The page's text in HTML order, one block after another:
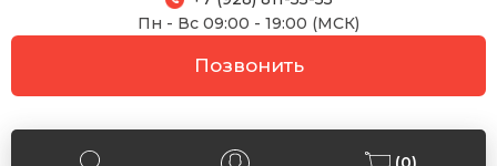
Пн - Вс 09:00 - 19:00 (МСК)
Позвонить